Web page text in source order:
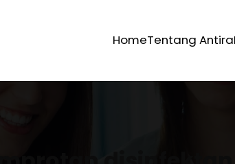
HomeTentang Antira